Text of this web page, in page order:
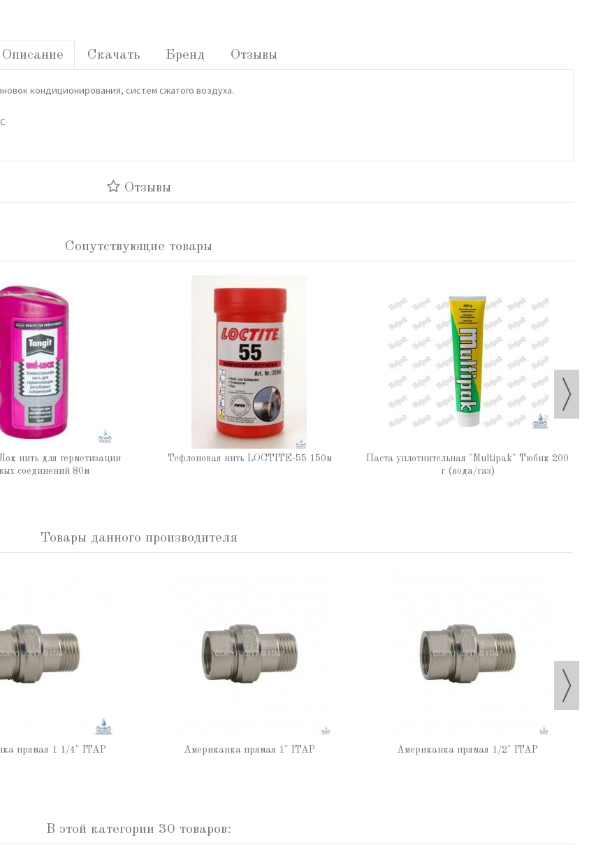
Описание Скачать Бренд Отзывы
кондиционирования, систем сжатого воздуха.
Отзывы
Сопутствующие товары
нить для герметизации
соединений 80м
Тефлоновая нить LOCTITE-55 150м
Паста уплотнительная "Multipak" Тюбик 200
г (вода/газ)
Товары данного производителя
прямая 1 1/4" ITAP Американка прямая 1" ITAP Американка прямая 1/2" ITAP
В этой категории 30 товаров: